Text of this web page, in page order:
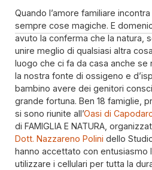
Quando l’amore familiare
sempre cose magiche. E
avuto la conferma che la natura,
unire meglio di qualsiasi altra
luogo che ci fa da casa anche se
la nostra fonte di ossigeno e
bambino avere dei genitori
grande fortuna. Ben 18 famiglie,
si sono riunite all’Oasi di
di FAMIGLIA E NATURA,
Dott. Nazzareno Polini dello
hanno accettato con entusiasmo
utilizzare i cellulari per tutta la